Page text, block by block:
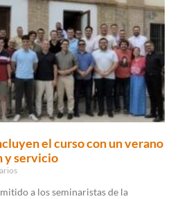
el curso con un verano
y servicio
a los seminaristas de la